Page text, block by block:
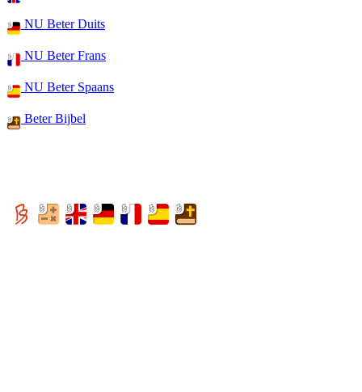
NU Beter Duits
NU Beter Frans
NU Beter Spaans
Beter Bijbel